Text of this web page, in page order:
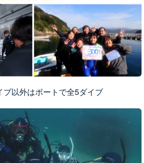
ブ以外はボートで全5ダイブ